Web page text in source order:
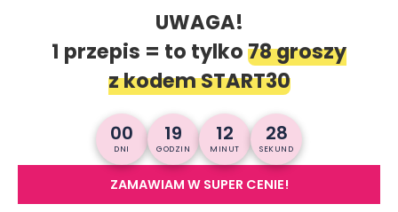
ZAMAWIAM W SUPER CENIE!
UWAGA!
1 przepis = to tylko78 groszy
z kodem START30
00
DNI
19
GODZIN
12
MINUT
26
SEKUND